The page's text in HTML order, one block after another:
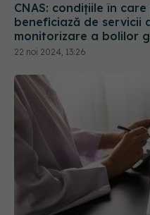
CNAS: condiţiile în
beneficiază de servicii
monitorizare a bolilor
22 noi 2024, 13:26